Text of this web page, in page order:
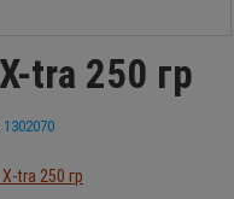
tra 250 гр
1302070